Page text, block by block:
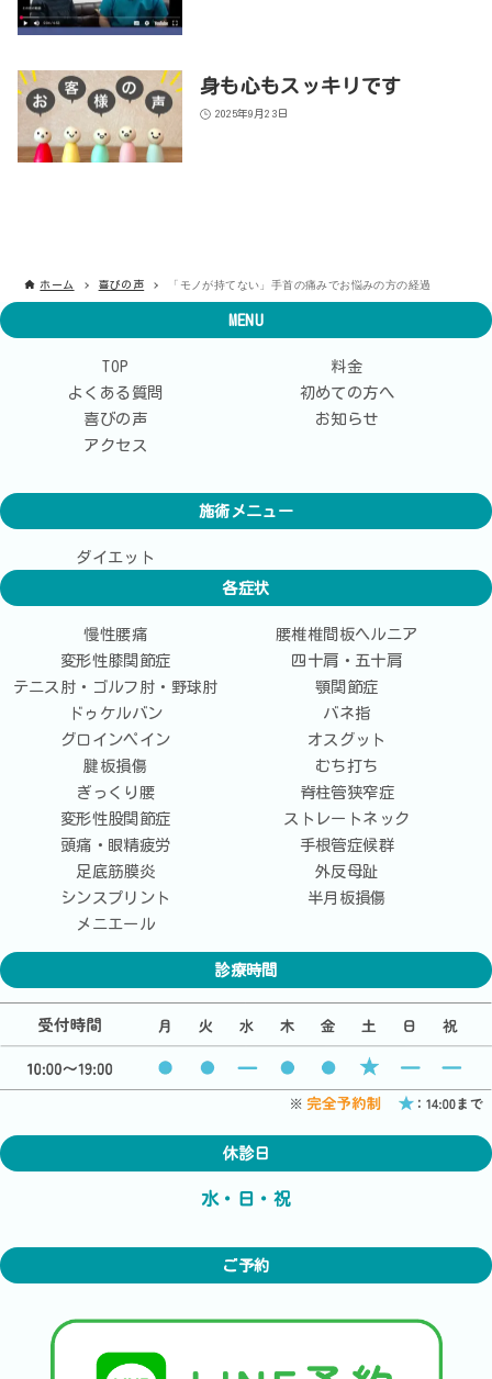
身も心もスッキリです
2025年9月23日
ホーム 喜びの声 「モノが持てない」手首の痛みでお悩みの方の経過
MENU
TOP
料金
よくある質問
初めての方へ
喜びの声
お知らせ
アクセス
施術メニュー
ダイエット
各症状
慢性腰痛
腰椎椎間板ヘルニア
変形性膝関節症
四十肩・五十肩
テニス肘・ゴルフ肘・野球肘
顎関節症
ドゥケルバン
バネ指
グロインペイン
オスグット
腱板損傷
むち打ち
ぎっくり腰
脊柱管狭窄症
変形性股関節症
ストレートネック
頭痛・眼精疲労
手根管症候群
足底筋膜炎
外反母趾
シンスプリント
半月板損傷
メニエール
診療時間
休診日
水・日・祝
ご予約